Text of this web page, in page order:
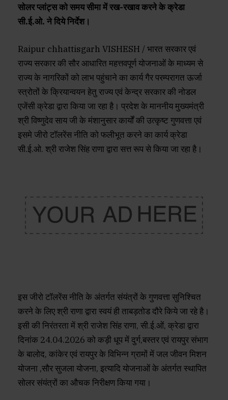
सोलर प्लांट्स को समय सीमा में रख-रखाव करने के क्रेडा
सी.ई.ओ. ने दिये निर्देश।
Raipur chhattisgarh VISHESH / भारत सरकार एवं
राज्य सरकार की सौर आधारित महत्तवपूर्ण योजनाओं के माध्यम से
राज्य के नागरिकों को लाभ पहुंचाने का कार्य गैर परम्परागत ऊर्जा
स्त्रोतों के क्रियान्वयन हेतु राज्य एवं केन्द्र सरकार की नोडल
एजेंसी क्रेडा द्वारा किया जा रहा है। प्रदेश के माननीय मुख्यमंत्री
श्री विष्णुदेव साय जी के मंशानुसार कार्यों की उत्कृष्ट गुणवत्ता एवं
इसमे जीरो टॉलरेंस नीति को फलीभूत करने का कार्य क्रेडा
सी.ई.ओ. श्री राजेश सिंह राणा द्वारा सत्त रूप से किया जा रहा है।
इस जीरो टॉलरेंस नीति के अंतर्गत संयंत्रों के गुणवत्ता सुनिश्चित
करने के लिए श्री राणा द्वारा स्वयं ही ताबड़तोड दौरे किये जा रहे है।
इसी की निरंतरता में श्री राजेश सिंह राणा, सी.ई.ओं, क्रेडा द्वारा
दिनांक 24.04.2026 को कड़ी धूप में दुर्ग,बस्तर एवं रायपुर संभाग
के बालोद, कांकेर एवं रायपुर के विभिन्न ग्रामों में जल जीवन मिशन
योजना ,सौर सुजला योजना, इत्यादि योजनाओं के अंतर्गत स्थापित
सोलर संयंत्रों का औचक निरीक्षण किया गया।